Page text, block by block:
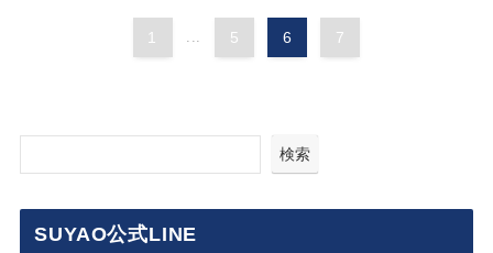
1 ... 5 6 7
検索
SUYAO公式LINE